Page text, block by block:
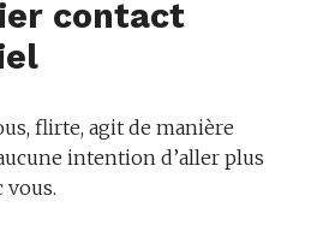
contact
flirte, agit de manière
intention d’aller plus
vous.